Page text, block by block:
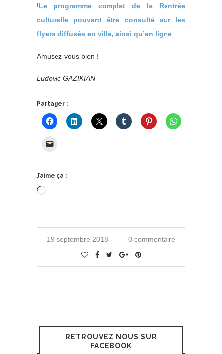
!Le programme complet de la Rentrée
culturelle pouvant être consulté sur les
flyers diffusés en ville, ainsi qu’en ligne
Amusez-vous bien !
Ludovic GAZIKIAN
Partager :
J’aime ça :
Chargement…
19 septembre 2018 0 commentaire
RETROUVEZ NOUS SUR
FACEBOOK